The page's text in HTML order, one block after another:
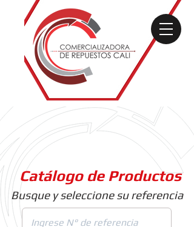
Catálogo de Productos
Busque y seleccione su referencia